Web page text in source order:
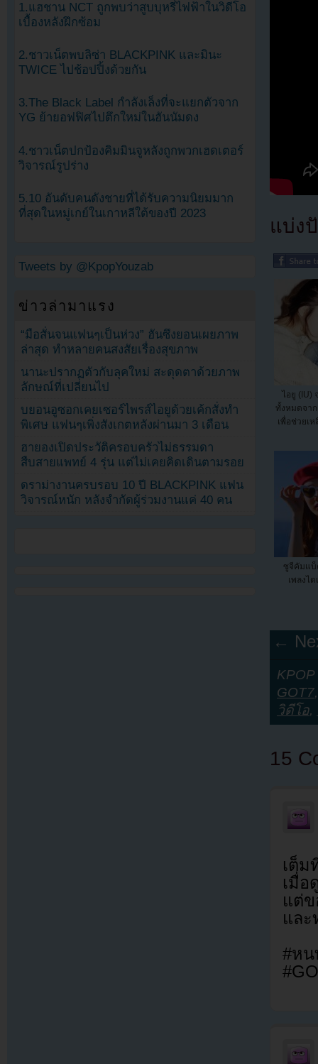
แบ่ง
ไอยู (IU)
ทั้งหมดจาก
เพื่อช่วยเ
ซูจีคัมแบ็
เพลงไต
←
GOT7
วิดีโอ,
15
เต็ม
เมื่อ
แต่ข
และ
#หน
1.แฮชาน NCT ถูกพบว่าสูบบุหรี่ไฟฟ้าในวิดีโอ
เบื้องหลังฝึกซ้อม
2.ชาวเน็ตพบลิซ่า BLACKPINK และมินะ
TWICE ไปช้อปปิ้งด้วยกัน
3.The Black Label กำลังเล็งที่จะแยกตัวจาก
YG ย้ายอฟฟิศไปตึกใหม่ในฮันนัมดง
4.ชาวเน็ตปกป้องคิมมินจูหลังถูกพวกเฮดเตอร์
วิจารณ์รูปร่าง
5.10 อันดับคนดังชายที่ได้รับความนิยมมาก
ที่สุดในหมู่เกย์ในเกาหลีใต้ของปี 2023
Tweets by @KpopYouzab
ข่าวล่ามาแรง
“มือสั่นจนแฟนๆเป็นห่วง” ฮันซึงยอนเผยภาพ
ล่าสุด ทำหลายคนสงสัยเรื่องสุขภาพ
นานะปรากฏตัวกับลุคใหม่ สะดุดตาด้วยภาพ
ลักษณ์ที่เปลี่ยนไป
บยอนอูซอกเคยเซอร์ไพรส์ไอยูด้วยเค้กสั่งทำ
พิเศษ แฟนๆเพิ่งสังเกตหลังผ่านมา 3 เดือน
ฮายองเปิดประวัติครอบครัวไม่ธรรมดา
สืบสายแพทย์ 4 รุ่น แต่ไม่เคยคิดเดินตามรอย
ดราม่างานครบรอบ 10 ปี BLACKPINK แฟน
วิจารณ์หนัก หลังจำกัดผู้ร่วมงานแค่ 40 คน